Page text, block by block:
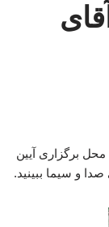
محل برگزاری آیین
و سیما ببینید.